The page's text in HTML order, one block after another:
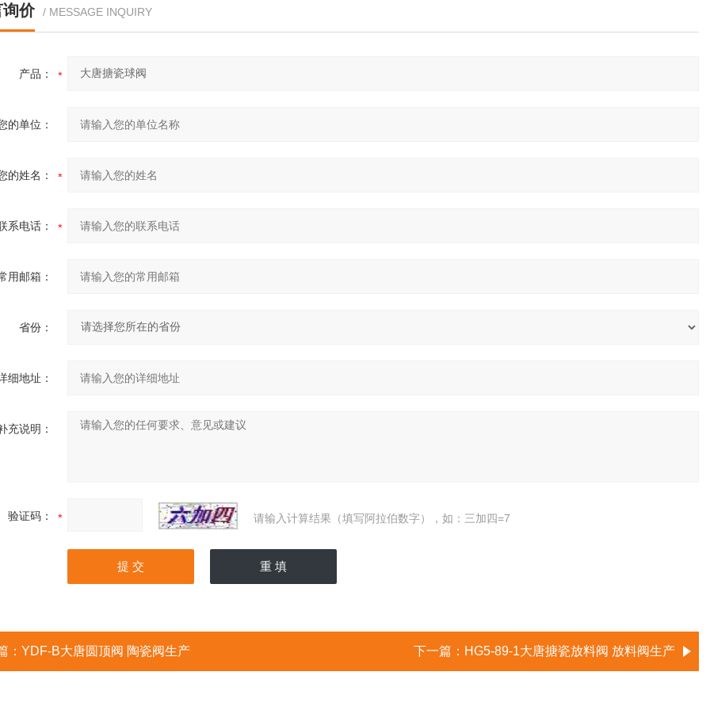
价 / MESSAGE INQUIRY
产品：
的单位：
的姓名：
系电话：
用邮箱：
省份：
细地址：
充说明：
验证码： 请输入计算结果（填写阿拉伯数字），如：三加四=7
： YDF-B大唐圆顶阀 陶瓷阀生产 下一篇： HG5-89-1大唐搪瓷放料阀 放料阀生产